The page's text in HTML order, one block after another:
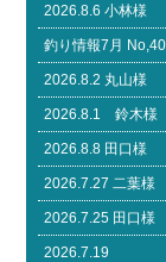
2026.8.6 小林様
釣り情報7月
2026.8.2 丸山様
2026.8.1 鈴木様
2026.8.8 田口様
2026.7.27 二葉様
2026.7.25 田口様
2026.7.19